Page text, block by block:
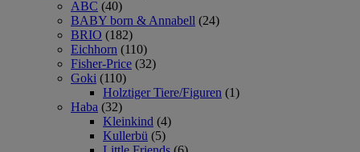
ABC (40)
BABY born & Annabell (24)
BRIO (182)
Eichhorn (110)
Fisher-Price (32)
Goki (110)
Holztiger Tiere/Figuren (1)
Haba (32)
Kleinkind (4)
Kullerbü (5)